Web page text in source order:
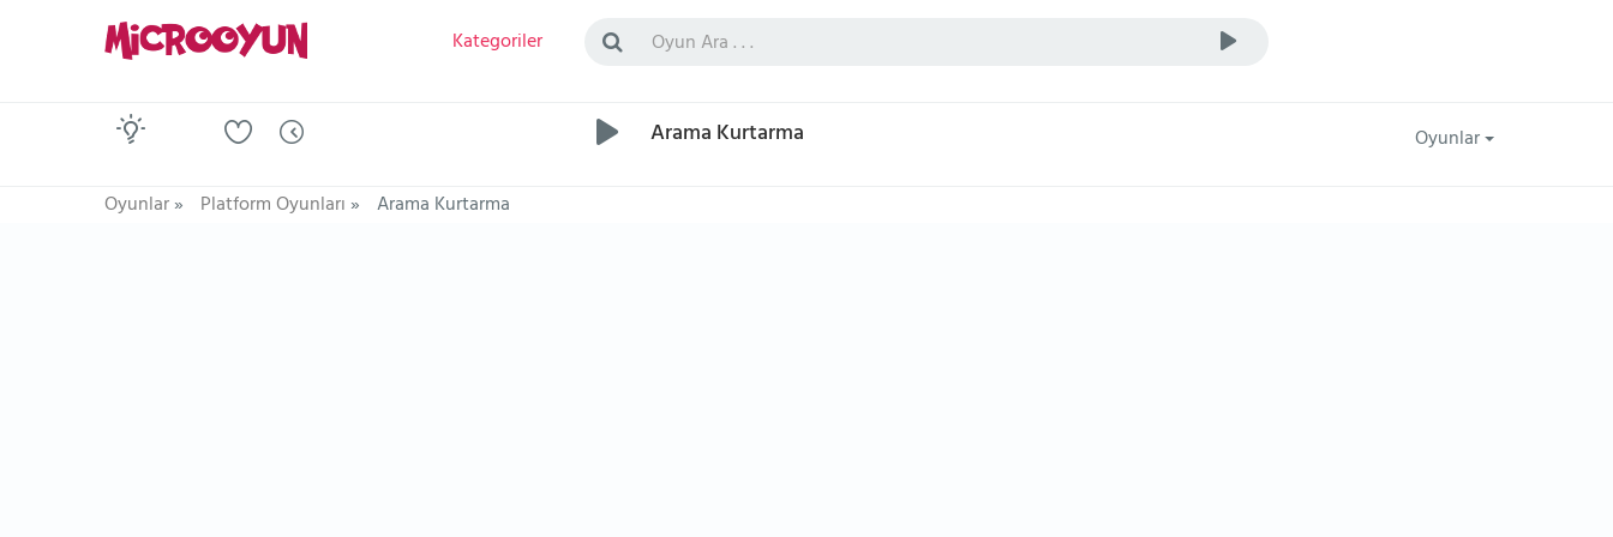
Kategoriler
Arama Kurtarma
Oyunlar
Oyunlar» Platform Oyunları» Arama Kurtarma